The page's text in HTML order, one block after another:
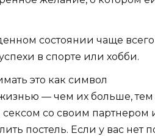
состоянии чаще всего
в спорте или хобби.
это как символ
— чем их больше, тем
со своим партнером
постель. Если у вас нет